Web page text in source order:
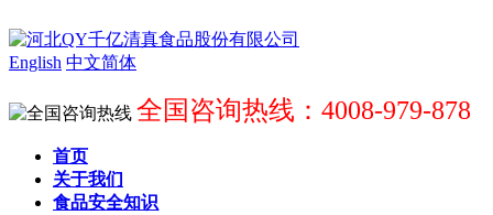
English 中文简体
全国咨询热线：4008-979-878
首页
关于我们
食品安全知识